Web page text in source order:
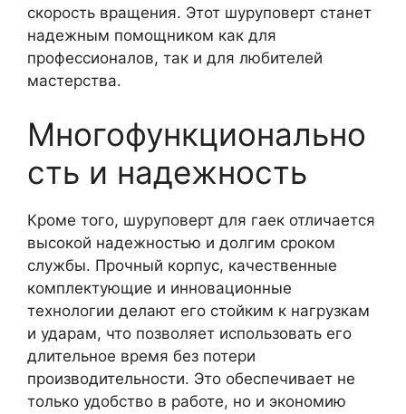
скорость вращения. Этот шуруповерт станет
надежным помощником как для
профессионалов, так и для любителей
мастерства.
Многофункционально
сть и надежность
Кроме того, шуруповерт для гаек отличается
высокой надежностью и долгим сроком
службы. Прочный корпус, качественные
комплектующие и инновационные
технологии делают его стойким к нагрузкам
и ударам, что позволяет использовать его
длительное время без потери
производительности. Это обеспечивает не
только удобство в работе, но и экономию